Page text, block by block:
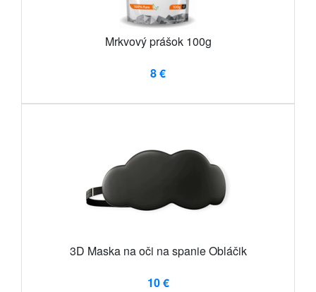
Mrkvový prášok 100g
8 €
3D Maska na oči na spanie Obláčik
10 €